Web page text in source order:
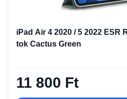
iPad Air 4 2020 / 5 2022 ESR
tok Cactus Green
11 800 Ft